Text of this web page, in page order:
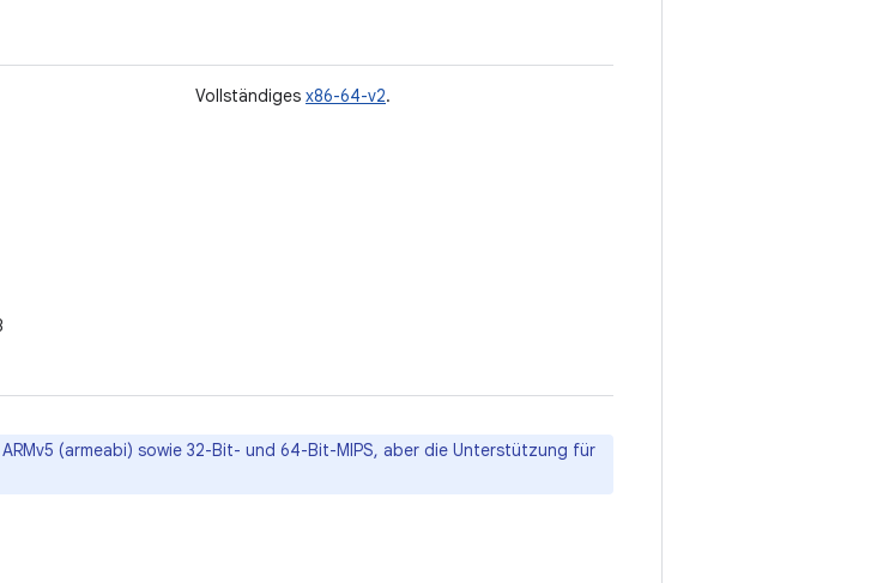
Vollständiges x86-64-v2.
(armeabi) sowie 32-Bit- und 64-Bit-MIPS, aber die Unterstützung für